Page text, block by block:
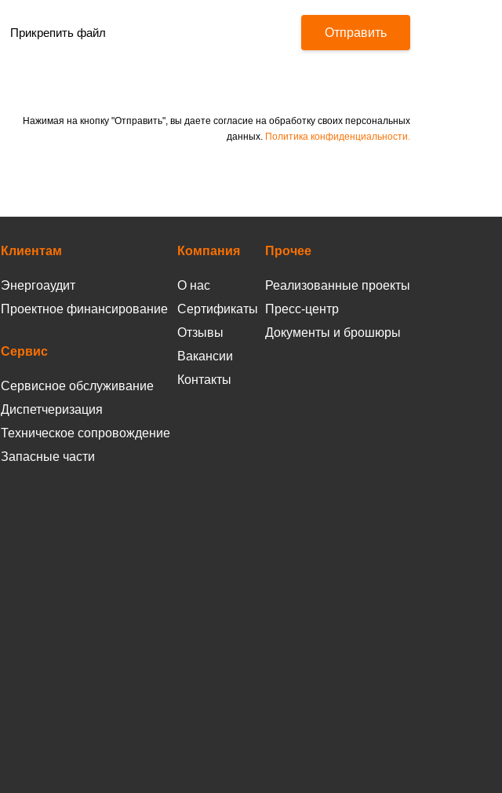
Прикрепить файл Отправить
Нажимая на кнопку "Отправить", вы даете согласие на обработку своих персональных
данных. Политика конфиденциальности.
Клиентам
Энергоаудит
Проектное финансирование
Сервис
Сервисное обслуживание
Диспетчеризация
Техническое сопровождение
Запасные части
Компания
О нас
Сертификаты
Отзывы
Вакансии
Контакты
Прочее
Реализованные проекты
Пресс-центр
Документы и брошюры